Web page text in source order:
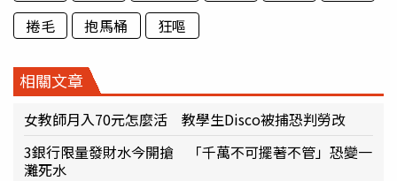
捲毛
抱馬桶 狂嘔
相關文章
女教師月入70元怎麼活 教學生Disco被捕恐判勞改
3銀行限量發財水今開搶 「千萬不可擺著不管」恐變一
灘死水